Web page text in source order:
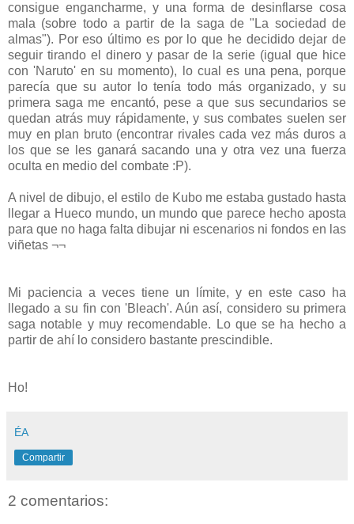
consigue engancharme, y una forma de desinflarse cosa
mala (sobre todo a partir de la saga de "La sociedad de
almas"). Por eso último es por lo que he decidido dejar de
seguir tirando el dinero y pasar de la serie (igual que hice
con 'Naruto' en su momento), lo cual es una pena, porque
parecía que su autor lo tenía todo más organizado, y su
primera saga me encantó, pese a que sus secundarios se
quedan atrás muy rápidamente, y sus combates suelen ser
muy en plan bruto (encontrar rivales cada vez más duros a
los que se les ganará sacando una y otra vez una fuerza
oculta en medio del combate :P).
A nivel de dibujo, el estilo de Kubo me estaba gustado hasta
llegar a Hueco mundo, un mundo que parece hecho aposta
para que no haga falta dibujar ni escenarios ni fondos en las
viñetas ¬¬
Mi paciencia a veces tiene un límite, y en este caso ha
llegado a su fin con 'Bleach'. Aún así, considero su primera
saga notable y muy recomendable. Lo que se ha hecho a
partir de ahí lo considero bastante prescindible.
Ho!
ÉA
Compartir
2 comentarios: